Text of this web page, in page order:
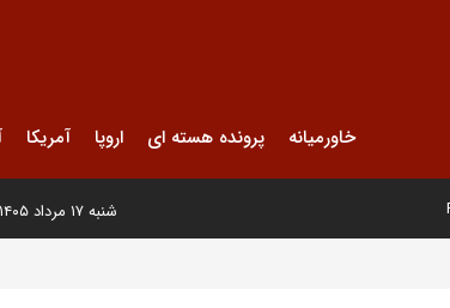
خاورمیانه پرونده هسته ای اروپا آمریکا
شنبه ۱۷ مرداد ۱۴۰۵